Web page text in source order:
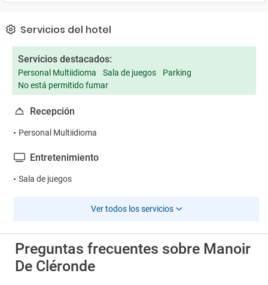
Servicios del hotel
Servicios destacados:
Personal Multiidioma Sala de juegos
Parking
No está permitido fumar
Recepción
Personal Multiidioma
Entretenimiento
Sala de juegos
Ver todos los servicios
Preguntas frecuentes sobre Manoir
De Cléronde